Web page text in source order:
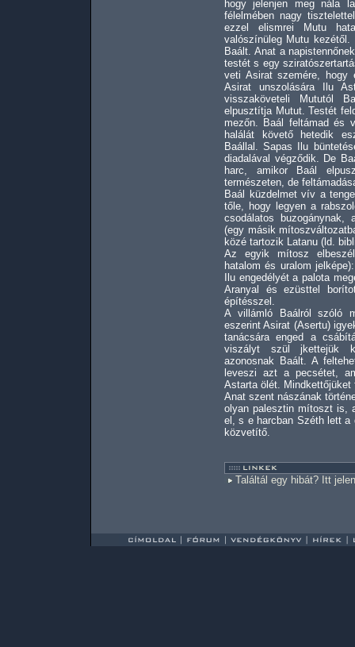
hogy jelenjen meg nála
félelmében nagy
ezzel elismrei Mutu
valószínüleg Mutu
Baált. Anat a
testét s egy
veti Asirat szemére, hogy
Asirat unszolására Ilu
visszaköveteli Mututól
elpusztítja Mutut. Testét
mezőn. Baál feltámad és
halálát követő hetedik
Baállal. Sapas Ilu
diadalával végződik. De
harc, amikor Baál
természeten, de
Baál küzdelmet vív a
tőle, hogy legyen a
csodálatos buzogánynak,
(egy másik
közé tartozik Latanu (ld.
Az egyik mítosz
hatalom és uralom
Ilu engedélyét a palota
Aranyal és ezüsttel
építésszel.
A villámló Baálról szóló
eszerint Asirat (Asertu)
tanácsára enged a
viszályt szül jkettejük
azonosnak Baált. A
leveszi azt a pecsétet,
Astarta ölét.
Anat szent nászának
olyan palesztin mítoszt is,
el, s e harcban Széth lett
közvetítő.
Találtál egy hibát? Itt